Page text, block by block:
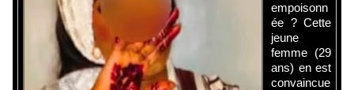
empoisonn
ée ? Cette
jeune
femme (29
ans) en est
convaincue